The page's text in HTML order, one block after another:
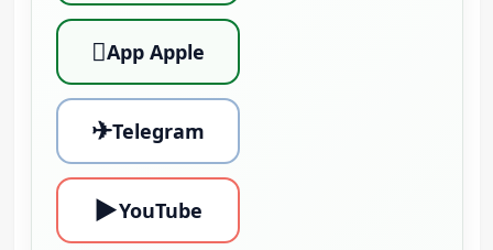
App Apple
✈Telegram
▶YouTube